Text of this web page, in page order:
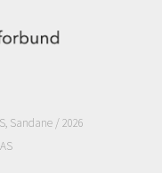
Sandane / 2026